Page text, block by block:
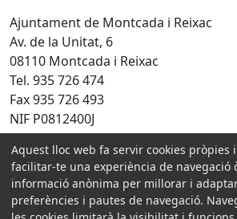
Ajuntament de Montcada i Reixac
Av. de la Unitat, 6
08110 Montcada i Reixac
Tel. 935 726 474
Fax 935 726 493
NIF P0812400J
Amb la col·laboració de:
Aquest lloc web fa servir cookies pròpies
facilitar-te una experiència de navegació
informació anònima per millorar i
preferències i pautes de navegació.